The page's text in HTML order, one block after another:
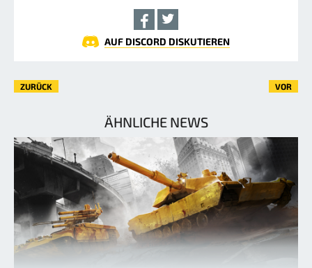
AUF DISCORD DISKUTIEREN
ZURÜCK VOR
ÄHNLICHE NEWS